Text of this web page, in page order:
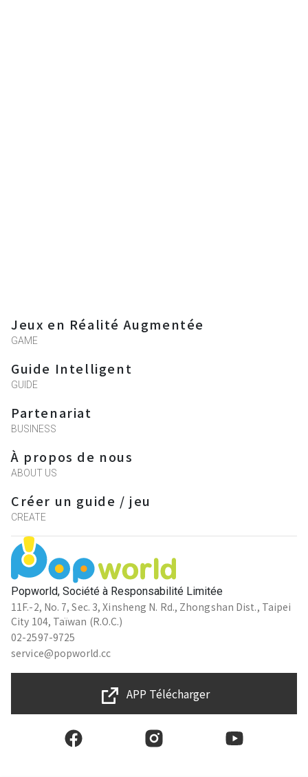
Popworld, Société à Responsabilité Limitée
11F.-2, No. 7, Sec. 3, Xinsheng N. Rd., Zhongshan Dist., Taipei
City 104, Taïwan (R.O.C.)
02-2597-9725
service@popworld.cc
Jeux en Réalité Augmentée
GAME
Guide Intelligent
GUIDE
Partenariat
BUSINESS
À propos de nous
ABOUT US
Créer un guide / jeu
CREATE
APP Télécharger